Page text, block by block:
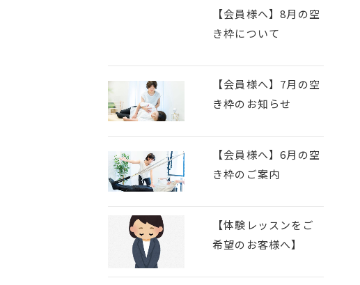
【会員様へ】8月の空
き枠について
【会員様へ】7月の空
き枠のお知らせ
【会員様へ】6月の空
き枠のご案内
【体験レッスンをご
希望のお客様へ】